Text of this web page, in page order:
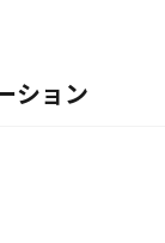
ション